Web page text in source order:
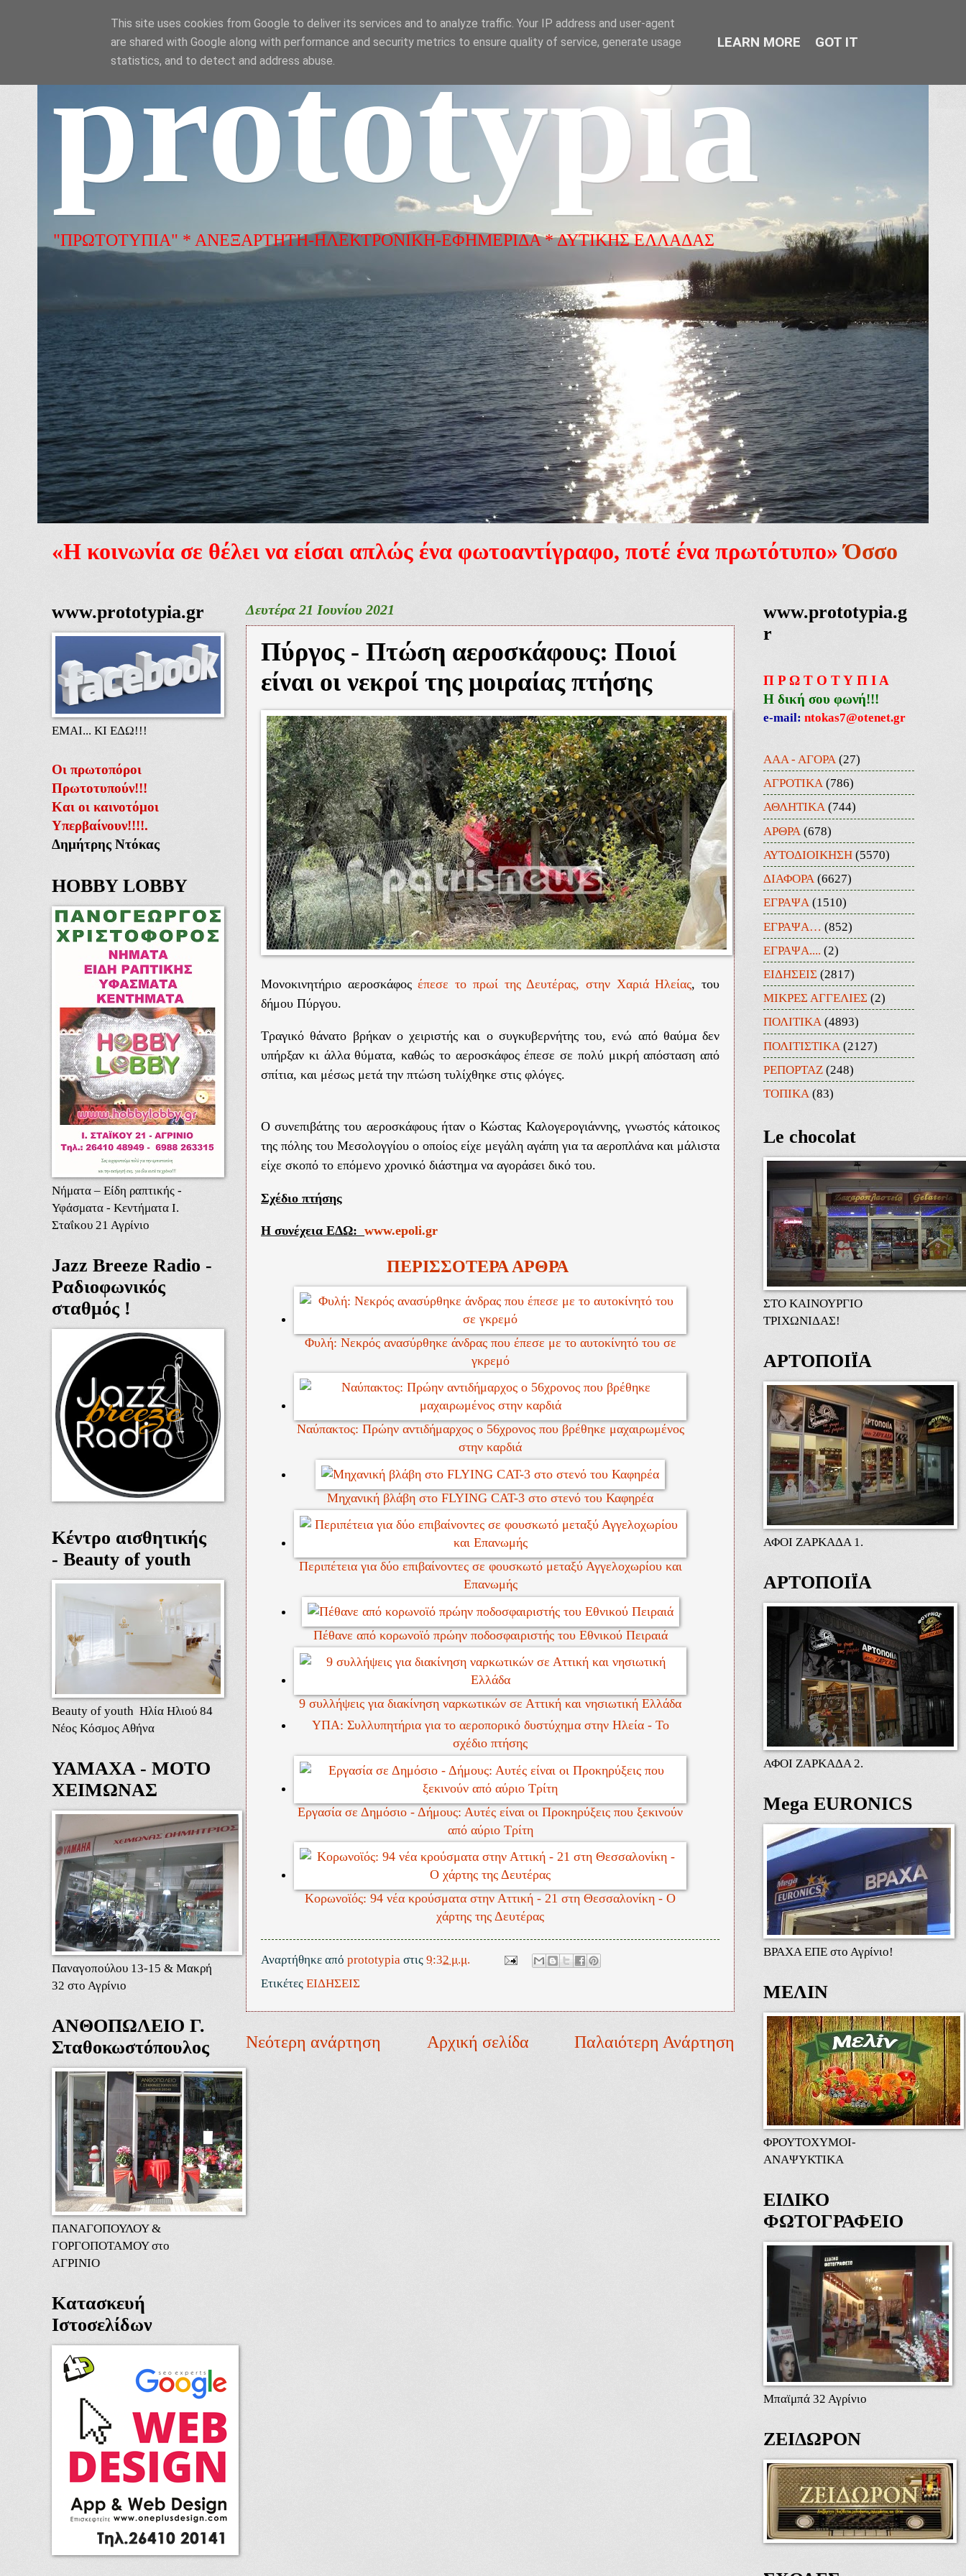
prototypia
"ΠΡΩΤΟΤΥΠΙΑ" * ΑΝΕΞΑΡΤΗΤΗ-ΗΛΕΚΤΡΟΝΙΚΗ-ΕΦΗΜΕΡΙΔΑ * ΔΥΤΙΚΗΣ ΕΛΛΑΔΑΣ
«Η κοινωνία σε θέλει να είσαι απλώς ένα φωτοαντίγραφο, ποτέ ένα πρωτότυπο» Όσσο
Δευτέρα 21 Ιουνίου 2021
Πύργος - Πτώση αεροσκάφους: Ποιοί
είναι οι νεκροί της μοιραίας πτήσης
Μονοκινητήριο αεροσκάφοςέπεσε το πρωί της Δευτέρας, στην Χαριά Ηλείας, του
δήμου Πύργου.
Τραγικό θάνατο βρήκαν ο χειριστής και ο συγκυβερνήτης του, ενώ από θαύμα δεν
υπήρξαν κι άλλα θύματα, καθώς το αεροσκάφος έπεσε σε πολύ μικρή απόσταση από
σπίτια, και μέσως μετά την πτώση τυλίχθηκε στις φλόγες.
Ο συνεπιβάτης του αεροσκάφους ήταν ο Κώστας Καλογερογιάννης, γνωστός κάτοικος
της πόλης του Μεσολογγίου ο οποίος είχε μεγάλη αγάπη για τα αεροπλάνα και μάλιστα
είχε σκοπό το επόμενο χρονικό διάστημα να αγοράσει δικό του.
Σχέδιο πτήσης
Η συνέχεια ΕΔΩ: www.epoli.gr
ΠΕΡΙΣΣΟΤΕΡΑ ΑΡΘΡΑ
Φυλή: Νεκρός ανασύρθηκε άνδρας που έπεσε με το αυτοκίνητό του σε
γκρεμό
Ναύπακτος: Πρώην αντιδήμαρχος ο 56χρονος που βρέθηκε μαχαιρωμένος
στην καρδιά
Μηχανική βλάβη στο FLYING CAT-3 στο στενό του Καφηρέα
Περιπέτεια για δύο επιβαίνοντες σε φουσκωτό μεταξύ Αγγελοχωρίου και
Επανωμής
Πέθανε από κορωνοϊό πρώην ποδοσφαιριστής του Εθνικού Πειραιά
9 συλλήψεις για διακίνηση ναρκωτικών σε Αττική και νησιωτική Ελλάδα
ΥΠΑ: Συλλυπητήρια για το αεροπορικό δυστύχημα στην Ηλεία - Το
σχέδιο πτήσης
Εργασία σε Δημόσιο - Δήμους: Αυτές είναι οι Προκηρύξεις που ξεκινούν
από αύριο Τρίτη
Κορωνοϊός: 94 νέα κρούσματα στην Αττική - 21 στη Θεσσαλονίκη - Ο
χάρτης της Δευτέρας
Αναρτήθηκε από prototypia στις 9:32 μ.μ.
Ετικέτες ΕΙΔΗΣΕΙΣ
Νεότερη ανάρτηση Παλαιότερη Ανάρτηση
Αρχική σελίδα
www.prototypia.gr
ΕΜΑΙ... ΚΙ ΕΔΩ!!!
Οι πρωτοπόροι
Πρωτοτυπούν!!!
Και οι καινοτόμοι
Υπερβαίνουν!!!!.
Δημήτρης Ντόκας
HOBBY LOBBY
Νήματα – Είδη ραπτικής -
Υφάσματα - Κεντήματα Ι.
Σταΐκου 21 Αγρίνιο
Jazz Breeze Radio -
Ραδιοφωνικός
σταθμός !
Κέντρο αισθητικής
- Beauty of youth
Beauty of youth Ηλία Ηλιού 84
Νέος Κόσμος Αθήνα
ΥΑΜΑΧΑ - ΜΟΤΟ
ΧΕΙΜΩΝΑΣ
Παναγοπούλου 13-15 & Μακρή
32 στο Αγρίνιο
ΑΝΘΟΠΩΛΕΙΟ Γ.
Σταθοκωστόπουλος
ΠΑΝΑΓΟΠΟΥΛΟΥ &
ΓΟΡΓΟΠΟΤΑΜΟΥ στο
ΑΓΡΙΝΙΟ
Κατασκευή
Ιστοσελίδων
www.prototypia.g
r
Π Ρ Ω Τ Ο Τ Υ Π Ι Α
Η δική σου φωνή!!!
e-mail: ntokas7@otenet.gr
ΑΑΑ - ΑΓΟΡΑ (27)
ΑΓΡΟΤΙΚΑ (786)
ΑΘΛΗΤΙΚΑ (744)
ΑΡΘΡΑ (678)
ΑΥΤΟΔΙΟΙΚΗΣΗ (5570)
ΔΙΑΦΟΡΑ (6627)
ΕΓΡΑΨΑ (1510)
ΕΓΡΑΨΑ… (852)
ΕΓΡΑΨΑ.... (2)
ΕΙΔΗΣΕΙΣ (2817)
ΜΙΚΡΕΣ ΑΓΓΕΛΙΕΣ (2)
ΠΟΛΙΤΙΚΑ (4893)
ΠΟΛΙΤΙΣΤΙΚΑ (2127)
ΡΕΠΟΡΤΑΖ (248)
ΤΟΠΙΚΑ (83)
Le chocolat
ΣΤΟ ΚΑΙΝΟΥΡΓΙΟ
ΤΡΙΧΩΝΙΔΑΣ!
ΑΡΤΟΠΟΙΪΑ
ΑΦΟΙ ΖΑΡΚΑΔΑ 1.
ΑΡΤΟΠΟΙΪΑ
ΑΦΟΙ ΖΑΡΚΑΔΑ 2.
Mega EURONICS
ΒΡΑΧΑ ΕΠΕ στο Αγρίνιο!
ΜΕΛΙΝ
ΦΡΟΥΤΟΧΥΜΟΙ-
ΑΝΑΨΥΚΤΙΚΑ
ΕΙΔΙΚΟ
ΦΩΤΟΓΡΑΦΕΙΟ
Μπαϊμπά 32 Αγρίνιο
ΖΕΙΔΩΡΟΝ
This site uses cookies from Google to deliver its services and to analyze traffic. Your IP address and user-agent
are shared with Google along with performance and security metrics to ensure quality of service, generate usage
statistics, and to detect and address abuse.
LEARN MORE GOT IT